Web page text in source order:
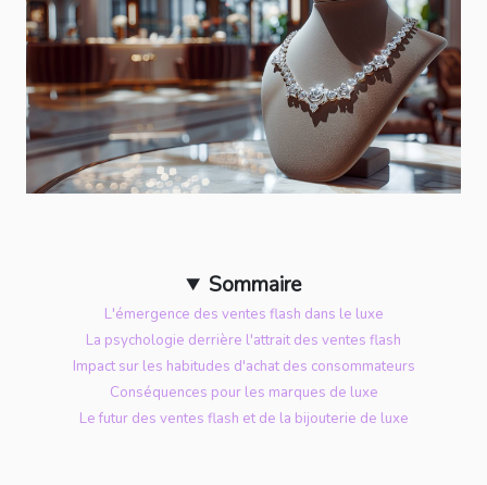
Sommaire
L'émergence des ventes flash dans le luxe
La psychologie derrière l'attrait des ventes flash
Impact sur les habitudes d'achat des consommateurs
Conséquences pour les marques de luxe
Le futur des ventes flash et de la bijouterie de luxe